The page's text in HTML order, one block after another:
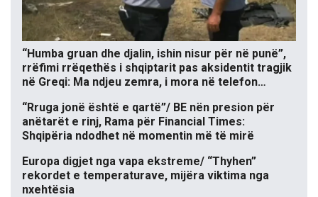
“Humba gruan dhe djalin, ishin nisur për në punë”,
rrëfimi rrëqethës i shqiptarit pas aksidentit tragjik
në Greqi: Ma ndjeu zemra, i mora në telefon…
“Rruga jonë është e qartë”/ BE nën presion për
anëtarët e rinj, Rama për Financial Times:
Shqipëria ndodhet në momentin më të mirë
Europa digjet nga vapa ekstreme/ “Thyhen”
rekordet e temperaturave, mijëra viktima nga
nxehtësia